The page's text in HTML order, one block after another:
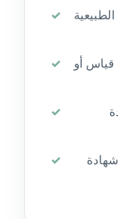
قياس أو
شهادة